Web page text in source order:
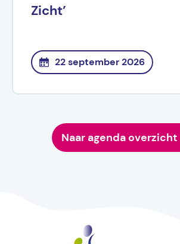
Zicht’
22 september 2026
Naar agenda overzicht